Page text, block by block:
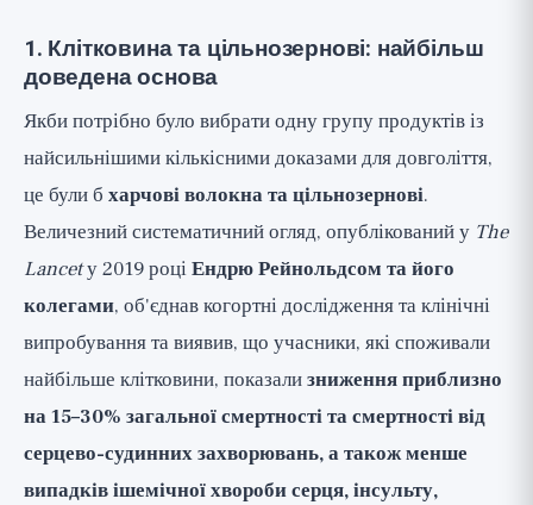
1. Клітковина та цільнозернові: найбільш
доведена основа
Якби потрібно було вибрати одну групу продуктів із
найсильнішими кількісними доказами для довголіття,
це були б харчові волокна та цільнозернові.
Величезний систематичний огляд, опублікований у The
Lancetу 2019 роціЕндрю Рейнольдсом та його
колегами, об'єднав когортні дослідження та клінічні
випробування та виявив, що учасники, які споживали
найбільше клітковини, показализниження приблизно
на 15–30% загальної смертності та смертності від
серцево-судинних захворювань, а також менше
випадків ішемічної хвороби серця, інсульту,